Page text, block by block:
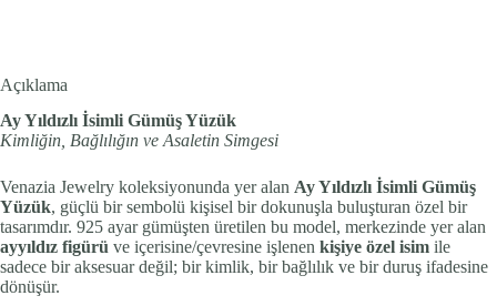
Açıklama
Ay Yıldızlı İsimli Gümüş Yüzük
Kimliğin, Bağlılığın ve Asaletin Simgesi
Venazia Jewelry koleksiyonunda yer alan Ay Yıldızlı İsimli Gümüş
Yüzük, güçlü bir sembolü kişisel bir dokunuşla buluşturan özel bir
tasarımdır. 925 ayar gümüşten üretilen bu model, merkezinde yer alan
ayyıldız figürü ve içerisine/çevresine işlenen kişiye özel isim ile
sadece bir aksesuar değil; bir kimlik, bir bağlılık ve bir duruş ifadesine
dönüşür.